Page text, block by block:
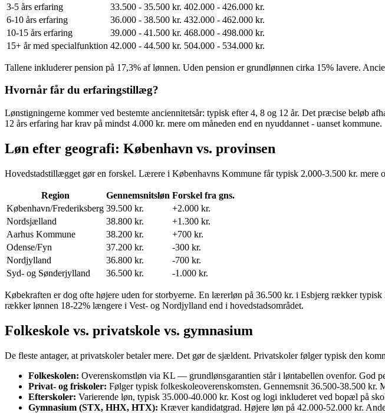
3-5 års erfaring
33.500 - 35.500 kr. 402.000 - 426.000 kr.
6-10 års erfaring
36.000 - 38.500 kr. 432.000 - 462.000 kr.
10-15 års erfaring
39.000 - 41.500 kr. 468.000 - 498.000 kr.
15+ år med specialfunktion 42.000 - 44.500 kr. 504.000 - 534.000 kr.
Tallene inkluderer pension på 17,3% af lønnen. Uden pension er grundlønnen cirka 15% lavere.
Hvornår får du erfaringstillæg?
Lønstigningerne kommer ved bestemte anciennitetsår: typisk efter 4, 8 og 12 år. Det præcise beløb
12 års erfaring har krav på mindst 4.000 kr. mere om måneden end en nyuddannet - uanset kommune.
Løn efter geografi: København vs. provinsen
Hovedstadstillægget gør en forskel. Lærere i Københavns Kommune får typisk 2.000-3.500 kr. mere
Region Gennemsnitsløn Forskel fra gns.
København/Frederiksberg 39.500 kr.
+2.000 kr.
Nordsjælland
38.800 kr.
+1.300 kr.
Aarhus Kommune
38.200 kr.
+700 kr.
Odense/Fyn
37.200 kr.
-300 kr.
Nordjylland
36.800 kr.
-700 kr.
Syd- og Sønderjylland
36.500 kr. -1.000 kr.
Købekraften er dog ofte højere uden for storbyerne. En lærerløn på 36.500 kr. i Esbjerg rækker
rækker lønnen 18-22% længere i Vest- og Nordjylland end i hovedstadsområdet.
Folkeskole vs. privatskole vs. gymnasium
De fleste antager, at privatskoler betaler mere. Det gør de sjældent. Privatskoler følger typisk den
Folkeskolen: Overenskomstløn via KL — grundlønsgarantien står i løntabellen ovenfor. God
Privat- og friskoler: Følger typisk folkeskoleoverenskomsten. Gennemsnit 36.500-38.500
Efterskoler: Varierende løn, typisk 35.000-40.000 kr. Kost og logi inkluderet ved bopæl på
Gymnasium (STX, HHX, HTX): Kræver kandidatgrad. Højere løn på 42.000-52.000 kr.